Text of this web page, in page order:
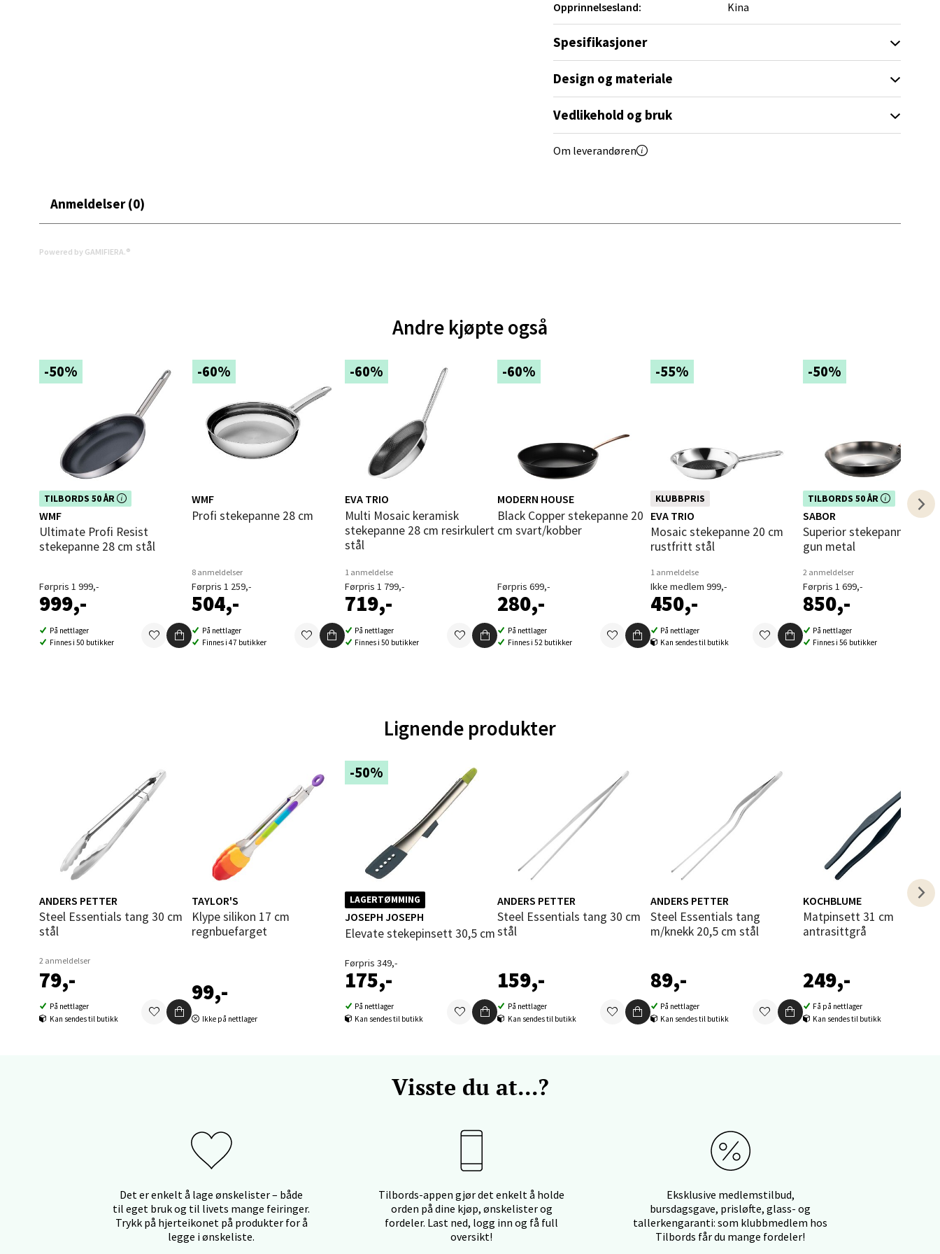
Opprinnelsesland:
Kina
Spesifikasjoner
Design og materiale
Vedlikehold og bruk
Om leverandøren
Anmeldelser (0)
Powered by GAMIFIERA.®
Andre kjøpte også
-50%
TILBORDS 50 ÅR
Dette produktet er inkludert i vår
kampanje. Benytt deg av rabatten i
dag!
WMF
Ultimate Profi Resist
stekepanne 28 cm stål
Førpris 1 999,-
999,-
På nettlager
Finnes i 50 butikker
-60%
WMF
Profi stekepanne 28 cm
8 anmeldelser
Førpris 1 259,-
504,-
På nettlager
Finnes i 47 butikker
-60%
EVA TRIO
Multi Mosaic keramisk
stekepanne 28 cm resirkulert
stål
1 anmeldelse
Førpris 1 799,-
719,-
På nettlager
Finnes i 50 butikker
-60%
MODERN HOUSE
Black Copper stekepanne 20
cm svart/kobber
Førpris 699,-
280,-
På nettlager
Finnes i 52 butikker
-55%
KLUBBPRIS
EVA TRIO
Mosaic stekepanne 20 cm
rustfritt stål
1 anmeldelse
Ikke medlem 999,-
450,-
På nettlager
Kan sendes til butikk
-50%
TILBORDS 50 ÅR
Dette produktet er inkludert i vår
kampanje. Benytt deg av rabatten i
dag!
SABOR
Superior stekepanne 28 cm
gun metal
2 anmeldelser
Førpris 1 699,-
850,-
På nettlager
Finnes i 56 butikker
Lignende produkter
ANDERS PETTER
Steel Essentials tang 30 cm
stål
2 anmeldelser
79,-
På nettlager
Kan sendes til butikk
TAYLOR'S
Klype silikon 17 cm
regnbuefarget
99,-
Ikke på nettlager
-50%
LAGERTØMMING
JOSEPH JOSEPH
Elevate stekepinsett 30,5 cm
Førpris 349,-
175,-
På nettlager
Kan sendes til butikk
ANDERS PETTER
Steel Essentials tang 30 cm
stål
159,-
På nettlager
Kan sendes til butikk
ANDERS PETTER
Steel Essentials tang
m/knekk 20,5 cm stål
89,-
På nettlager
Kan sendes til butikk
KOCHBLUME
Matpinsett 31 cm
antrasittgrå
249,-
Få på nettlager
Kan sendes til butikk
Visste du at...?
Det er enkelt å lage ønskelister – både
til eget bruk og til livets mange feiringer.
Trykk på hjerteikonet på produkter for å
legge i ønskeliste.
Tilbords-appen gjør det enkelt å holde
orden på dine kjøp, ønskelister og
fordeler. Last ned, logg inn og få full
oversikt!
Eksklusive medlemstilbud,
bursdagsgave, prisløfte, glass- og
tallerkengaranti: som klubbmedlem hos
Tilbords får du mange fordeler!
Velg
Velg
Ålesund - Thon Senter Moa
Langelandsvegen 25, 6010 Ålesund
Åpent i dag 10-20
0 i butikk
Molde - Moldetorget
Torget 1, 6413 Molde
Åpent i dag 10-20
Velg
Narvik - Thon Senter Malmporten
Bolagsgata 1, 8514 Narvik
Åpent i dag 10-20
Velg
Bergen - Oasen Senter
Åpent i dag 10-21
0 i butikk
Velg
Oppdal - Aunasenteret
Aunasenteret, Sunndalsvegen 3, 7340 Oppdal
Åpent i dag 10-19
Orkanger - Thon Senter Orkanger
Thon Senter Orkanger, Orkdalsveien 113, 7300 Orkanger
Åpent i dag 09-20
Velg
Sandvika - Thon Senter Sandvika
Bergen - Thon Senter Sartor